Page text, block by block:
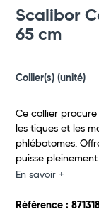
Total
Scalibor
65 cm
Collier(s) (unité)
Ce collier
les tiques et les
phlébotomes.
puisse
En savoir +
Référence :